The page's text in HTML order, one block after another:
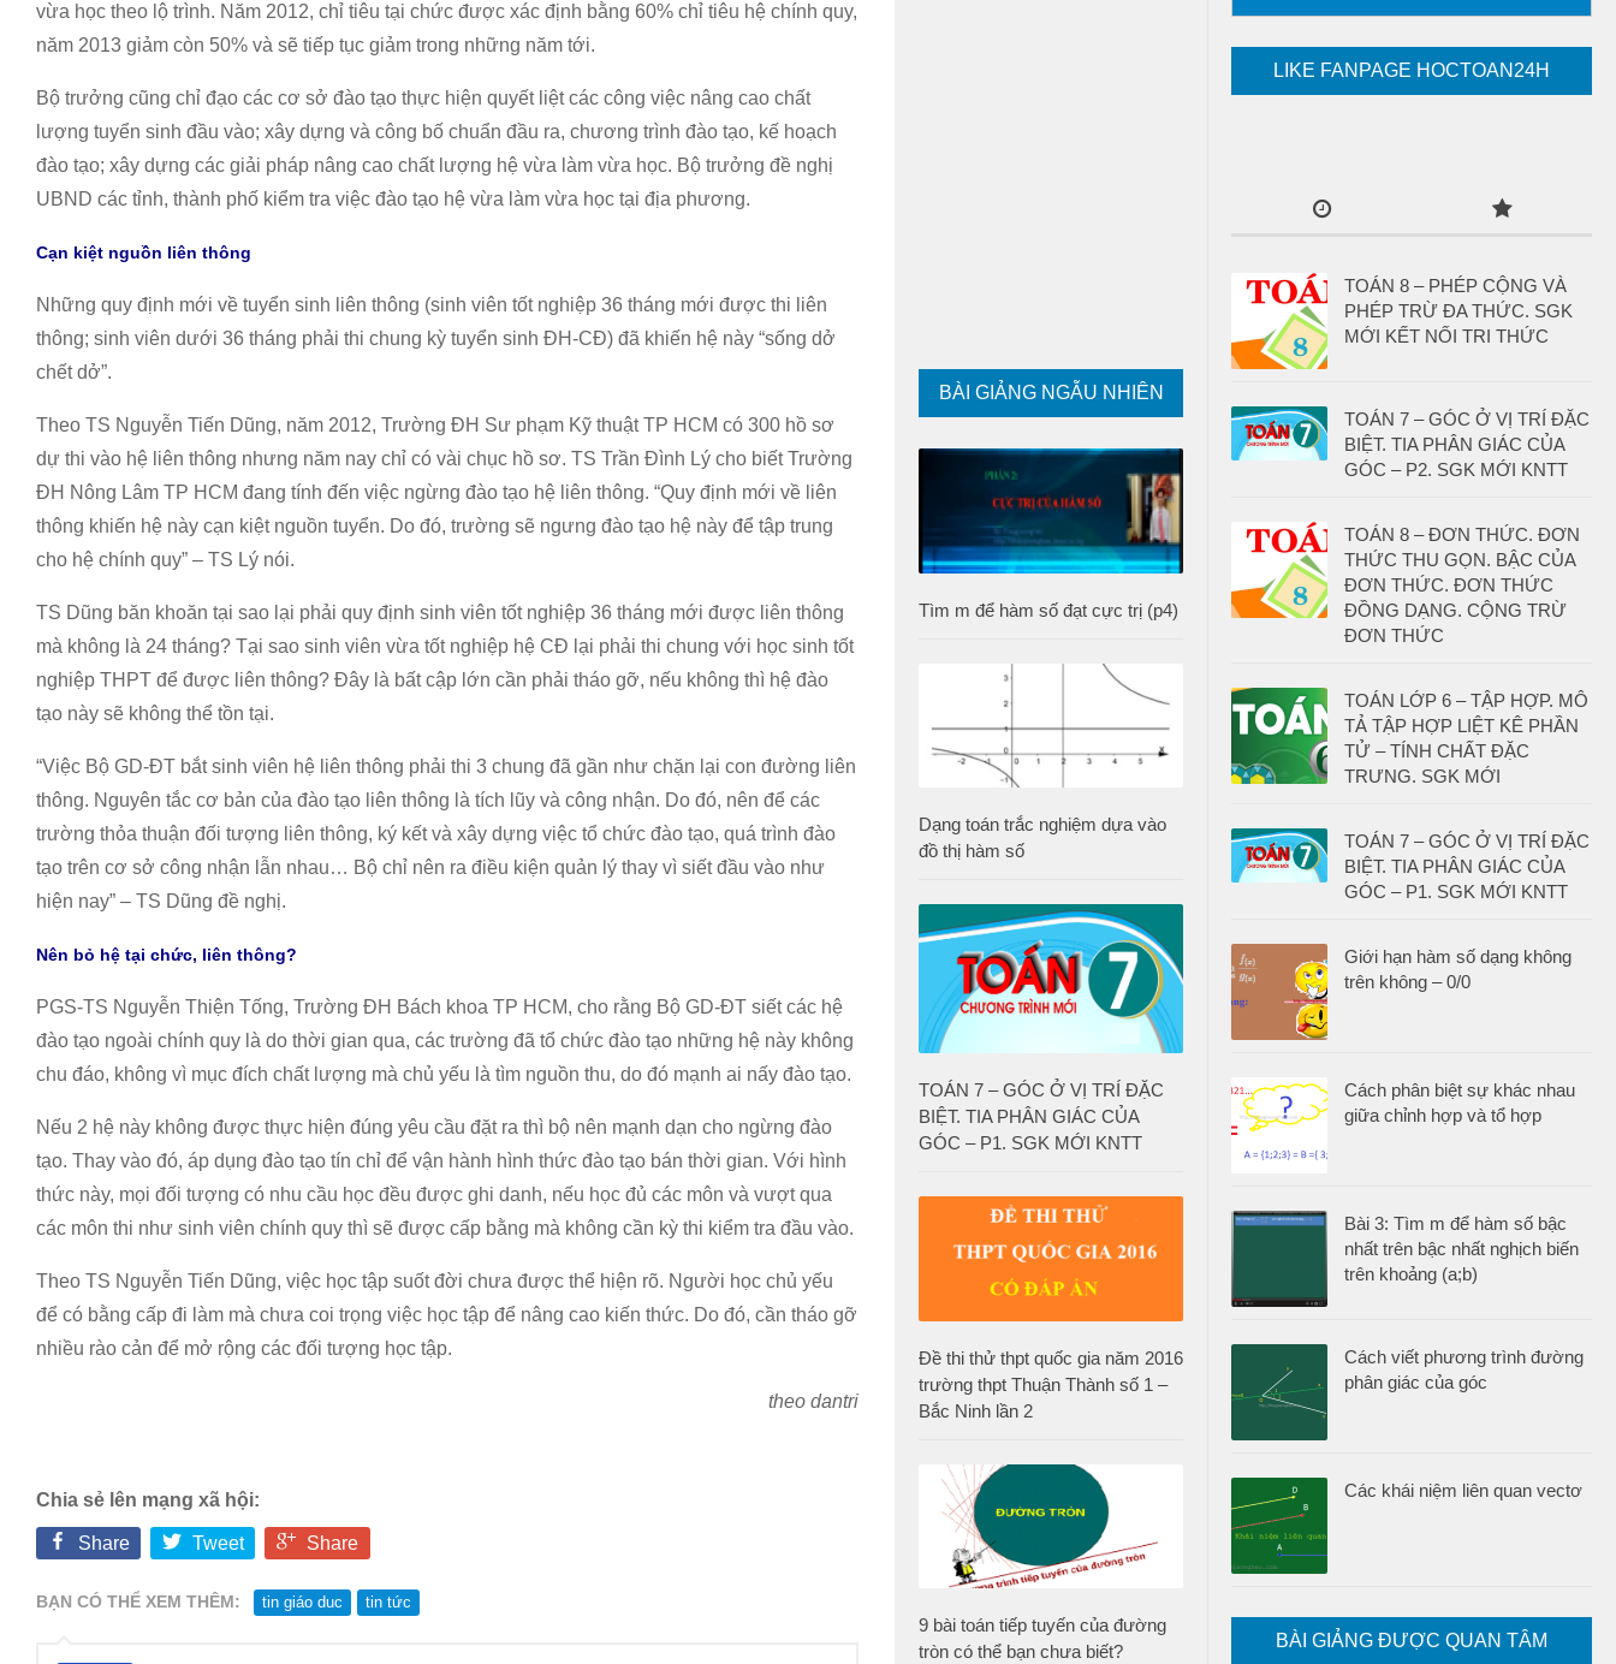
vừa học theo lộ trình. Năm 2012, chỉ tiêu tại chức được xác định bằng 60% chỉ tiêu hệ chính quy,
năm 2013 giảm còn 50% và sẽ tiếp tục giảm trong những năm tới.
Bộ trưởng cũng chỉ đạo các cơ sở đào tạo thực hiện quyết liệt các công việc nâng cao chất
lượng tuyển sinh đầu vào; xây dựng và công bố chuẩn đầu ra, chương trình đào tạo, kế hoạch
đào tạo; xây dựng các giải pháp nâng cao chất lượng hệ vừa làm vừa học. Bộ trưởng đề nghị
UBND các tỉnh, thành phố kiểm tra việc đào tạo hệ vừa làm vừa học tại địa phương.
Cạn kiệt nguồn liên thông
Những quy định mới về tuyển sinh liên thông (sinh viên tốt nghiệp 36 tháng mới được thi liên
thông; sinh viên dưới 36 tháng phải thi chung kỳ tuyển sinh ĐH-CĐ) đã khiến hệ này “sống dở
chết dở”.
Theo TS Nguyễn Tiến Dũng, năm 2012, Trường ĐH Sư phạm Kỹ thuật TP HCM có 300 hồ sơ
dự thi vào hệ liên thông nhưng năm nay chỉ có vài chục hồ sơ. TS Trần Đình Lý cho biết Trường
ĐH Nông Lâm TP HCM đang tính đến việc ngừng đào tạo hệ liên thông. “Quy định mới về liên
thông khiến hệ này cạn kiệt nguồn tuyển. Do đó, trường sẽ ngưng đào tạo hệ này để tập trung
cho hệ chính quy” – TS Lý nói.
TS Dũng băn khoăn tại sao lại phải quy định sinh viên tốt nghiệp 36 tháng mới được liên thông
mà không là 24 tháng? Tại sao sinh viên vừa tốt nghiệp hệ CĐ lại phải thi chung với học sinh tốt
nghiệp THPT để được liên thông? Đây là bất cập lớn cần phải tháo gỡ, nếu không thì hệ đào
tạo này sẽ không thể tồn tại.
“Việc Bộ GD-ĐT bắt sinh viên hệ liên thông phải thi 3 chung đã gần như chặn lại con đường liên
thông. Nguyên tắc cơ bản của đào tạo liên thông là tích lũy và công nhận. Do đó, nên để các
trường thỏa thuận đối tượng liên thông, ký kết và xây dựng việc tổ chức đào tạo, quá trình đào
tạo trên cơ sở công nhận lẫn nhau… Bộ chỉ nên ra điều kiện quản lý thay vì siết đầu vào như
hiện nay” – TS Dũng đề nghị.
Nên bỏ hệ tại chức, liên thông?
PGS-TS Nguyễn Thiện Tống, Trường ĐH Bách khoa TP HCM, cho rằng Bộ GD-ĐT siết các hệ
đào tạo ngoài chính quy là do thời gian qua, các trường đã tổ chức đào tạo những hệ này không
chu đáo, không vì mục đích chất lượng mà chủ yếu là tìm nguồn thu, do đó mạnh ai nấy đào tạo.
Nếu 2 hệ này không được thực hiện đúng yêu cầu đặt ra thì bộ nên mạnh dạn cho ngừng đào
tạo. Thay vào đó, áp dụng đào tạo tín chỉ để vận hành hình thức đào tạo bán thời gian. Với hình
thức này, mọi đối tượng có nhu cầu học đều được ghi danh, nếu học đủ các môn và vượt qua
các môn thi như sinh viên chính quy thì sẽ được cấp bằng mà không cần kỳ thi kiểm tra đầu vào.
Theo TS Nguyễn Tiến Dũng, việc học tập suốt đời chưa được thể hiện rõ. Người học chủ yếu
để có bằng cấp đi làm mà chưa coi trọng việc học tập để nâng cao kiến thức. Do đó, cần tháo gỡ
nhiều rào cản để mở rộng các đối tượng học tập.
theo dantri
Chia sẻ lên mạng xã hội:
Share Tweet Share
BẠN CÓ THỂ XEM THÊM: tin giáo duc tin tức
LIKE FANPAGE HOCTOAN24H
TOÁN 8 – PHÉP CỘNG VÀ
PHÉP TRỪ ĐA THỨC. SGK
MỚI KẾT NỐI TRI THỨC
TOÁN 7 – GÓC Ở VỊ TRÍ ĐẶC
BIỆT. TIA PHÂN GIÁC CỦA
GÓC – P2. SGK MỚI KNTT
TOÁN 8 – ĐƠN THỨC. ĐƠN
THỨC THU GỌN. BẬC CỦA
ĐƠN THỨC. ĐƠN THỨC
ĐỒNG DẠNG. CỘNG TRỪ
ĐƠN THỨC
TOÁN LỚP 6 – TẬP HỢP. MÔ
TẢ TẬP HỢP LIỆT KÊ PHẦN
TỬ – TÍNH CHẤT ĐẶC
TRƯNG. SGK MỚI
TOÁN 7 – GÓC Ở VỊ TRÍ ĐẶC
BIỆT. TIA PHÂN GIÁC CỦA
GÓC – P1. SGK MỚI KNTT
Giới hạn hàm số dạng không
trên không – 0/0
Cách phân biệt sự khác nhau
giữa chỉnh hợp và tổ hợp
Bài 3: Tìm m để hàm số bậc
nhất trên bậc nhất nghịch biến
trên khoảng (a;b)
Cách viết phương trình đường
phân giác của góc
Các khái niệm liên quan vectơ
BÀI GIẢNG ĐƯỢC QUAN TÂM
BÀI GIẢNG NGẪU NHIÊN
Tìm m để hàm số đạt cực trị (p4)
Dạng toán trắc nghiệm dựa vào
đồ thị hàm số
TOÁN 7 – GÓC Ở VỊ TRÍ ĐẶC
BIỆT. TIA PHÂN GIÁC CỦA
GÓC – P1. SGK MỚI KNTT
Đề thi thử thpt quốc gia năm 2016
trường thpt Thuận Thành số 1 –
Bắc Ninh lần 2
9 bài toán tiếp tuyến của đường
tròn có thể bạn chưa biết?